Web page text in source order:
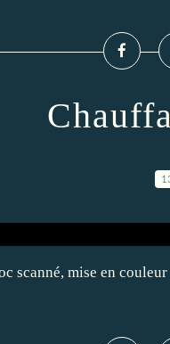
scanné, mise en